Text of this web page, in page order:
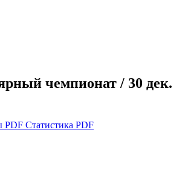
чемпионат / 30 дек.
PDF Статистика PDF